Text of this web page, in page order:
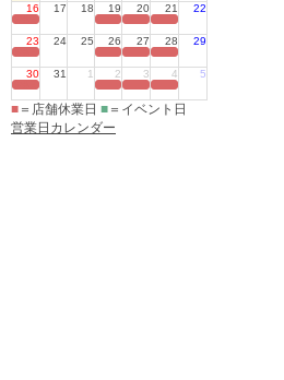
16 17 18 19 20 21 22
23 24 25 26 27 28 29
30 31 1 2 3 4 5
■ ＝店舗休業日 ■ ＝イベント日
営業日カレンダー